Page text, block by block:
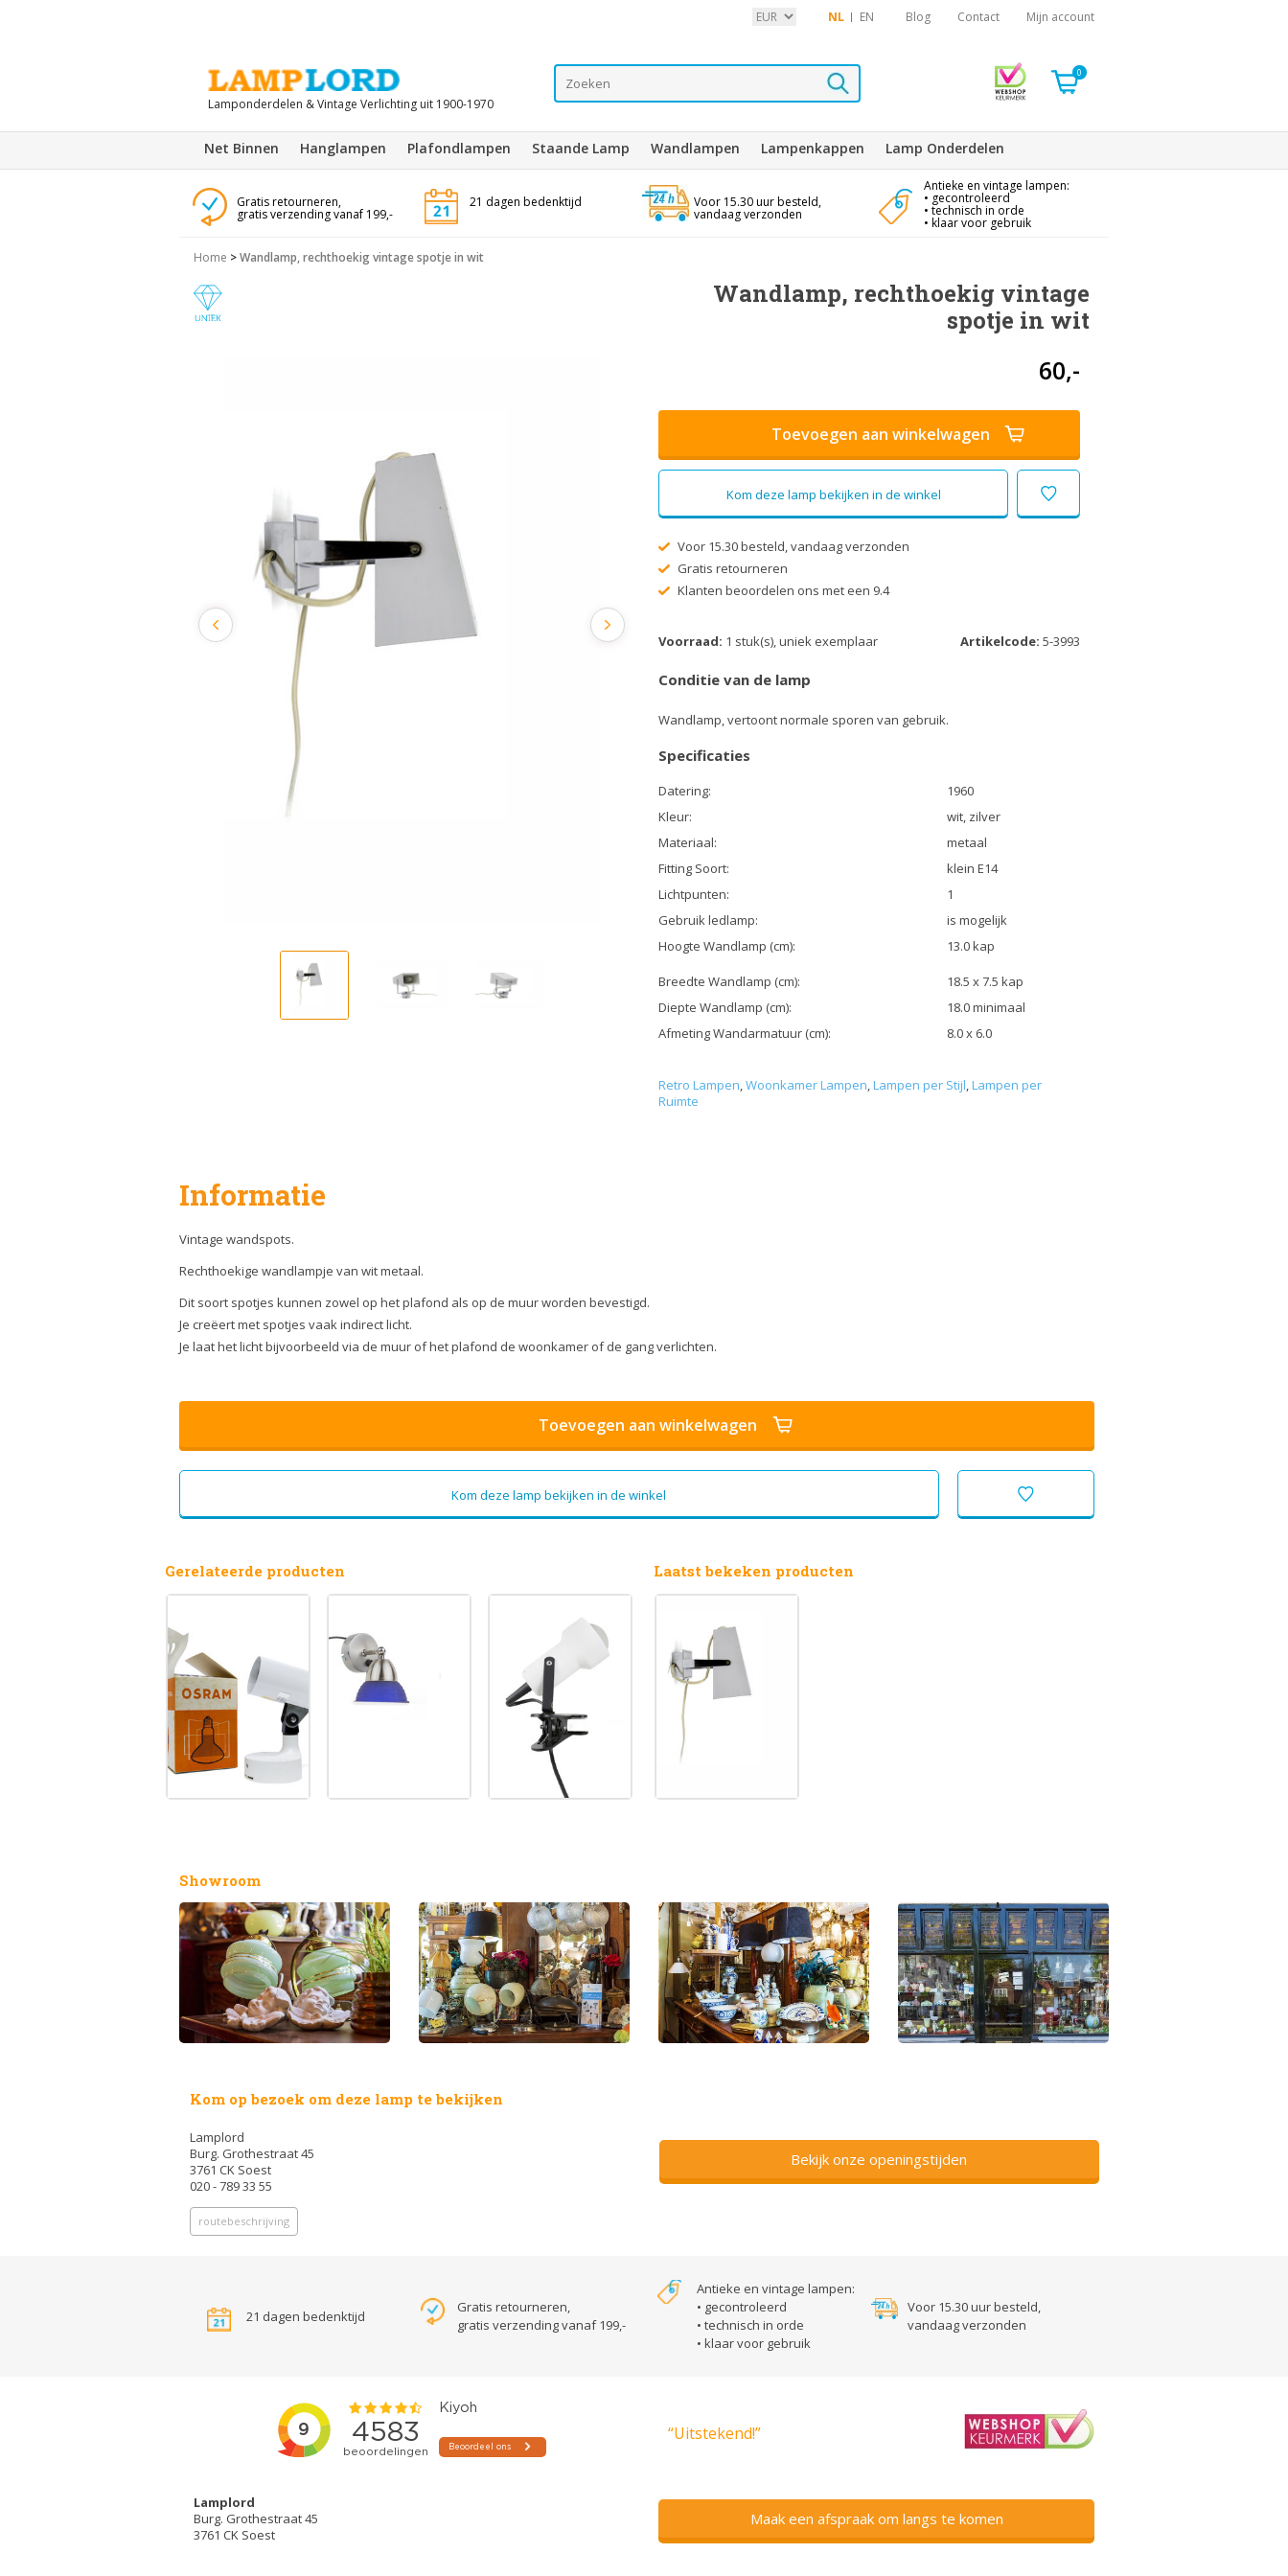
NL EN Blog Contact Mijn account
Lamponderdelen & Vintage Verlichting uit 1900-1970
0
Net Binnen Hanglampen Plafondlampen Staande Lamp Wandlampen Lampenkappen Lamp Onderdelen
Gratis retourneren,
gratis verzending vanaf 199,-
21 dagen bedenktijd Voor 15.30 uur besteld,
vandaag verzonden
Antieke en vintage lampen:
• gecontroleerd
• technisch in orde
• klaar voor gebruik
Home >Wandlamp, rechthoekig vintage spotje in wit
Wandlamp, rechthoekig vintage
spotje in wit
60,-
Toevoegen aan winkelwagen
Kom deze lamp bekijken in de winkel
Voor 15.30 besteld, vandaag verzonden
Gratis retourneren
Klanten beoordelen ons met een 9.4
Voorraad: 1 stuk(s), uniek exemplaar Artikelcode: 5-3993
Conditie van de lamp
Wandlamp, vertoont normale sporen van gebruik.
Specificaties
Datering:
1960
Kleur:
wit, zilver
Materiaal:
metaal
Fitting Soort:
klein E14
Lichtpunten:
1
Gebruik ledlamp:
is mogelijk
Hoogte Wandlamp (cm):
13.0 kap
Breedte Wandlamp (cm):
18.5 x 7.5 kap
Diepte Wandlamp (cm):
18.0 minimaal
Afmeting Wandarmatuur (cm):
8.0 x 6.0
Retro Lampen,Woonkamer Lampen,Lampen per Stijl,Lampen per
Ruimte
Informatie
Vintage wandspots.
Rechthoekige wandlampje van wit metaal.
Dit soort spotjes kunnen zowel op het plafond als op de muur worden bevestigd.
Je creëert met spotjes vaak indirect licht.
Je laat het licht bijvoorbeeld via de muur of het plafond de woonkamer of de gang verlichten.
Toevoegen aan winkelwagen
Kom deze lamp bekijken in de winkel
Gerelateerde producten Laatst bekeken producten
Showroom
Kom op bezoek om deze lamp te bekijken
Lamplord
Burg. Grothestraat 45
3761 CK Soest
020 - 789 33 55
routebeschrijving
Bekijk onze openingstijden
21 dagen bedenktijd
Gratis retourneren,
gratis verzending vanaf 199,-
Antieke en vintage lampen:
• gecontroleerd
• technisch in orde
• klaar voor gebruik
Voor 15.30 uur besteld,
vandaag verzonden
“Uitstekend!”
Lamplord
Burg. Grothestraat 45
3761 CK Soest
Maak een afspraak om langs te komen